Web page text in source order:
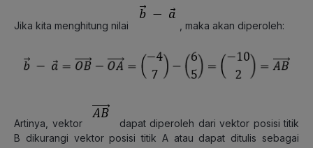
Jika kita menghitung nilai , maka akan diperoleh:
Artinya, vektor
dapat diperoleh dari vektor posisi titik
B dikurangi vektor posisi titik A atau dapat ditulis sebagai